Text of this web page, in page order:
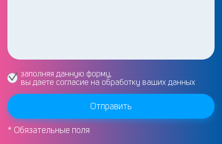
заполняя данную форму,
вы даете согласие на обработку ваших данных
Отправить
* Обязательные поля